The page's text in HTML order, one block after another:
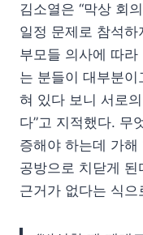
김소열은 “막상 회
일정 문제로 참석
부모들 의사에 따
는 분들이 대부분
혀 있다 보니 서로
다”고 지적했다. 무
증해야 하는데 가
공방으로 치닫게
근거가 없다는 식